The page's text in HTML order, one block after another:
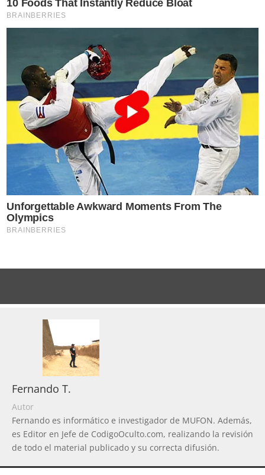
Fernando T.
Autor
Fernando es informático e investigador de MUFON. Además,
es Editor en Jefe de CodigoOculto.com, realizando la revisión
de todo el material publicado y su correcta difusión.